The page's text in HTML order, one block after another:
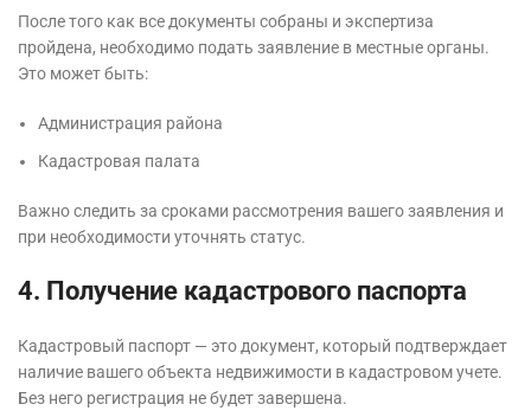
После того как все документы собраны и экспертиза
пройдена, необходимо подать заявление в местные органы.
Это может быть:
Администрация района
Кадастровая палата
Важно следить за сроками рассмотрения вашего заявления и
при необходимости уточнять статус.
4. Получение кадастрового паспорта
Кадастровый паспорт — это документ, который подтверждает
наличие вашего объекта недвижимости в кадастровом учете.
Без него регистрация не будет завершена.